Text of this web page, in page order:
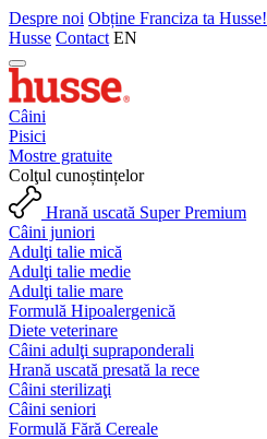
Despre noi Obține Franciza ta Husse!
Husse Contact EN
Câini
Pisici
Mostre gratuite
Colţul cunoștințelor
Hrană uscată Super Premium
Câini juniori
Adulţi talie mică
Adulţi talie medie
Adulţi talie mare
Formulă Hipoalergenică
Diete veterinare
Câini adulţi supraponderali
Hrană uscată presată la rece
Câini sterilizaţi
Câini seniori
Formulă Fără Cereale